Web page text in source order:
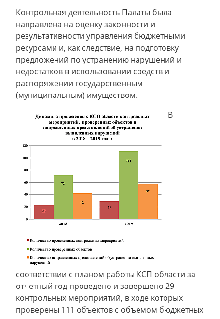
Контрольная деятельность Палаты была
направлена на оценку законности и
результативности управления бюджетными
ресурсами и, как следствие, на подготовку
предложений по устранению нарушений и
недостатков в использовании средств и
распоряжении государственным
(муниципальным) имуществом.
В
соответствии с планом работы КСП области за
отчетный год проведено и завершено 29
контрольных мероприятий, в ходе которых
проверены 111 объектов с объемом бюджетных